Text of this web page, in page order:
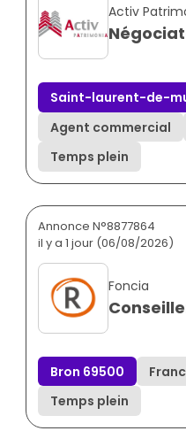
Activ
Saint-laurent-de-
Agent commercial
Temps plein
Annonce N°8877864
il y a 1 jour (06/08/2026)
Foncia
Bron 69500
Temps plein